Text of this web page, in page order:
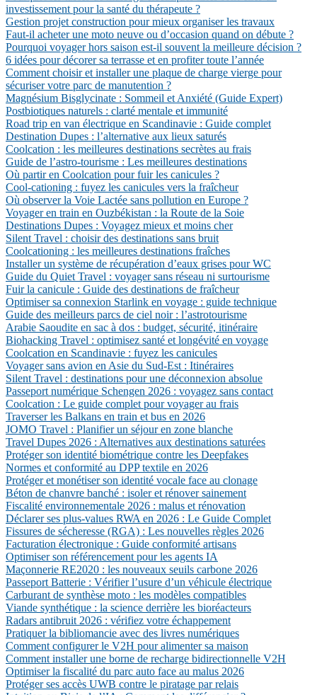
investissement pour la santé du thérapeute ?
Gestion projet construction pour mieux organiser les travaux
Faut-il acheter une moto neuve ou d’occasion quand on débute ?
Pourquoi voyager hors saison est-il souvent la meilleure décision ?
6 idées pour décorer sa terrasse et en profiter toute l’année
Comment choisir et installer une plaque de charge vierge pour
sécuriser votre parc de manutention ?
Magnésium Bisglycinate : Sommeil et Anxiété (Guide Expert)
Postbiotiques naturels : clarté mentale et immunité
Road trip en van électrique en Scandinavie : Guide complet
Destination Dupes : l’alternative aux lieux saturés
Coolcation : les meilleures destinations secrètes au frais
Guide de l’astro-tourisme : Les meilleures destinations
Où partir en Coolcation pour fuir les canicules ?
Cool-cationing : fuyez les canicules vers la fraîcheur
Où observer la Voie Lactée sans pollution en Europe ?
Voyager en train en Ouzbékistan : la Route de la Soie
Destinations Dupes : Voyagez mieux et moins cher
Silent Travel : choisir des destinations sans bruit
Coolcationing : les meilleures destinations fraîches
Installer un système de récupération d’eaux grises pour WC
Guide du Quiet Travel : voyager sans réseau ni surtourisme
Fuir la canicule : Guide des destinations de fraîcheur
Optimiser sa connexion Starlink en voyage : guide technique
Guide des meilleurs parcs de ciel noir : l’astrotourisme
Arabie Saoudite en sac à dos : budget, sécurité, itinéraire
Biohacking Travel : optimisez santé et longévité en voyage
Coolcation en Scandinavie : fuyez les canicules
Voyager sans avion en Asie du Sud-Est : Itinéraires
Silent Travel : destinations pour une déconnexion absolue
Passeport numérique Schengen 2026 : voyagez sans contact
Coolcation : Le guide complet pour voyager au frais
Traverser les Balkans en train et bus en 2026
JOMO Travel : Planifier un séjour en zone blanche
Travel Dupes 2026 : Alternatives aux destinations saturées
Protéger son identité biométrique contre les Deepfakes
Normes et conformité au DPP textile en 2026
Protéger et monétiser son identité vocale face au clonage
Béton de chanvre banché : isoler et rénover sainement
Fiscalité environnementale 2026 : malus et rénovation
Déclarer ses plus-values RWA en 2026 : Le Guide Complet
Fissures de sécheresse (RGA) : Les nouvelles règles 2026
Facturation électronique : Guide conformité artisans
Optimiser son référencement pour les agents IA
Maçonnerie RE2020 : les nouveaux seuils carbone 2026
Passeport Batterie : Vérifier l’usure d’un véhicule électrique
Carburant de synthèse moto : les modèles compatibles
Viande synthétique : la science derrière les bioréacteurs
Radars antibruit 2026 : vérifiez votre échappement
Pratiquer la bibliomancie avec des livres numériques
Comment configurer le V2H pour alimenter sa maison
Comment installer une borne de recharge bidirectionnelle V2H
Optimiser la fiscalité du parc auto face au malus 2026
Protéger ses accès UWB contre le piratage par relais